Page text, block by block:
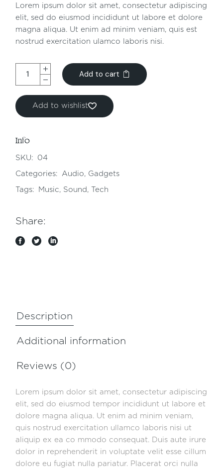
Lorem ipsum dolor sit amet, consectetur adipiscing
elit, sed do eiusmod incididunt ut labore et dolore
magna aliqua. Ut enim ad minim veniam, quis est
nostrud exercitation ulamco laboris nisi.
Add to cart
Add to wishlist
Info
SKU: 04
Categories: Audio, Gadgets
Tags: Music, Sound , Tech
Share:
Description
Additional information
Reviews (0)
Lorem ipsum dolor sit amet, consectetur adipiscing
elit, sed do eiusmod tempor incididunt ut labore et
dolore magna aliqua. Ut enim ad minim veniam,
quis nostrud exercitation ullamco laboris nisi ut
aliquip ex ea co mmodo consequat. Duis aute irure
dolor in reprehenderit in voluptate velit esse cillum
dolore eu fugiat nulla pariatur. Placerat orci nulla